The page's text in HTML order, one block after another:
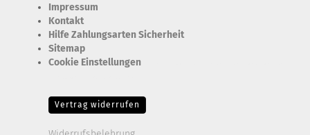
Impressum
Kontakt
Hilfe Zahlungsarten Sicherheit
Sitemap
Cookie Einstellungen
Vertrag widerrufen